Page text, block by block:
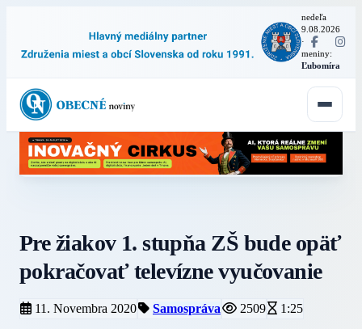
nedeľa
9.08.2026
·
meniny:
Ľubomíra
Pre žiakov 1. stupňa ZŠ bude opäť
pokračovať televízne vyučovanie
11. Novembra 2020 Samospráva 2509 1:25